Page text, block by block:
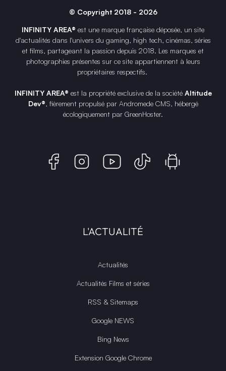
© Copyright 2018 - 2026
INFINITY AREA® est une marque française déposée, un site
d'actualités dans l'univers du gaming, high tech, cinémas, séries
et films, partageant la passion depuis 2018. Les marques et
photographies présentes sur ce site appartiennent à leurs
propriétaires respectifs.
INFINITY AREA® est la propriété exclusive de la société Altitude
Dev®, fièrement propulsé par Andromede CMS, hébergé
écologiquement par GreenHoster.
L'ACTUALITÉ
Actualités
Actualités Films et séries
RSS & Sitemaps
Google NEWS
Bing News
Extension Google Chrome